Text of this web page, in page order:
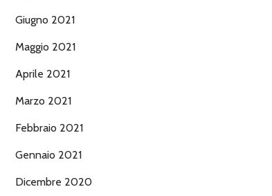
Giugno 2021
Maggio 2021
Aprile 2021
Marzo 2021
Febbraio 2021
Gennaio 2021
Dicembre 2020